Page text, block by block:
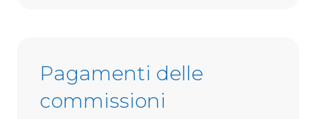
Pagamenti delle
commissioni